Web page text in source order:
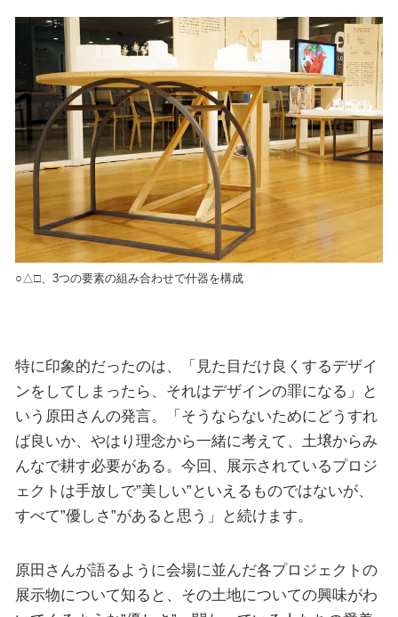
○△□、3つの要素の組み合わせで什器を構成
特に印象的だったのは、「見た目だけ良くするデザイ
ンをしてしまったら、それはデザインの罪になる」と
いう原田さんの発言。「そうならないためにどうすれ
ば良いか、やはり理念から一緒に考えて、土壌からみ
んなで耕す必要がある。今回、展示されているプロジ
ェクトは手放しで”美しい”といえるものではないが、
すべて”優しさ”があると思う」と続けます。
原田さんが語るように会場に並んだ各プロジェクトの
展示物について知ると、その土地についての興味がわ